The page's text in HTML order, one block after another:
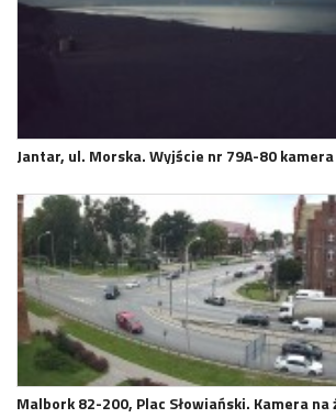
Jantar, ul. Morska. Wyjście nr 79A-80
Malbork 82-200, Plac Słowiański. Kamera